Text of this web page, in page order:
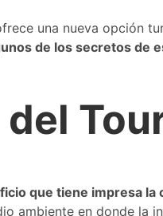
una nueva opción
de los secretos de
que tiene impresa
ambiente en donde la